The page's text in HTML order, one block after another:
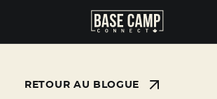
RETOUR AU BLOGUE